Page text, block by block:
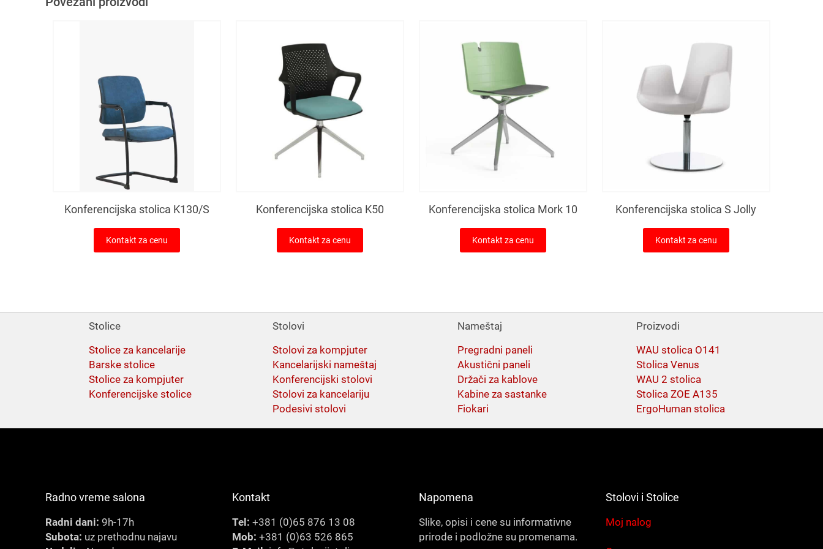
Konferencijska stolica K130/S
Kontakt za cenu
Konferencijska stolica K50
Kontakt za cenu
Konferencijska stolica Mork 10
Kontakt za cenu
Konferencijska stolica S Jolly
Kontakt za cenu
Stolice
Stolice za kancelarije
Barske stolice
Stolice za kompjuter
Konferencijske stolice
Stolovi
Stolovi za kompjuter
Kancelarijski nameštaj
Konferencijski stolovi
Stolovi za kancelariju
Podesivi stolovi
Nameštaj
Pregradni paneli
Akustični paneli
Držači za kablove
Kabine za sastanke
Fiokari
Proizvodi
WAU stolica O141
Stolica Venus
WAU 2 stolica
Stolica ZOE A135
ErgoHuman stolica
Radno vreme salona
Radni dani: 9h-17h
Subota: uz prethodnu najavu
Kontakt
Tel: +381 (0)65 876 13 08
Mob: +381 (0)63 526 865
Napomena
Slike, opisi i cene su informativne
prirode i podložne su promenama.
Stolovi i Stolice
Moj nalog